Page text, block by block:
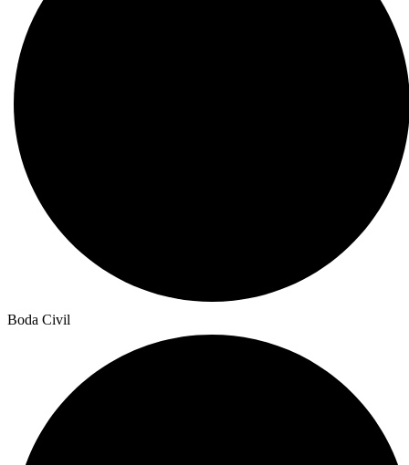
Boda Civil